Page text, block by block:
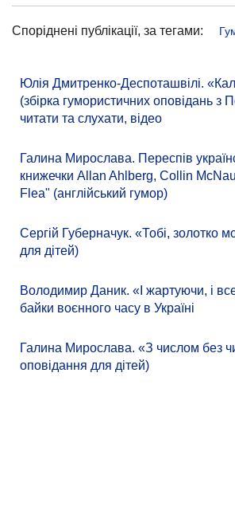
Споріднені публікації, за тегами:
Юлія Дмитренко-Деспоташвілі.
(збірка гумористичних оповідань
читати та слухати, відео
Галина Мирослава. Переспів
книжечки Allan Ahlberg, Collin
Flea" (англійський гумор)
Сергій Губерначук. «Тобі, золотко
для дітей)
Володимир Даник. «І жартуючи, і
байки воєнного часу в Україні
Галина Мирослава. «З числом без
оповідання для дітей)